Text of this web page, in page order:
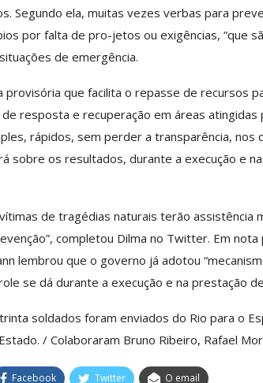
Segundo ela, muitas vezes verbas para
por falta de pro-jetos ou exigências, “que
de emergência.
provisória que facilita o repasse de recursos
resposta e recuperação em áreas
rápidos, sem perder a transparência,
sobre os resultados, durante a execução e
de tragédias naturais terão assistência
completou Dilma no Twitter. Em nota
lembrou que o governo já adotou
se dá durante a execução e na prestação
soldados foram enviados do Rio para o
/ Colaboraram Bruno Ribeiro, Rafael
Facebook Twitter O email